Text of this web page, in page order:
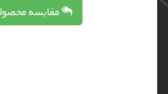
مقایسه